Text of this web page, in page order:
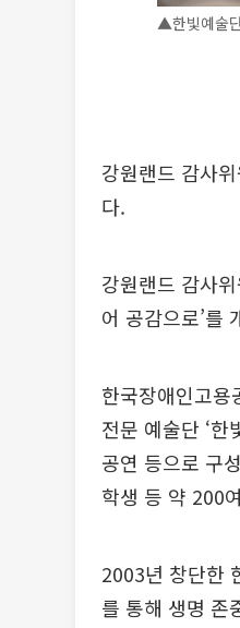
▲한빛예술
강원랜드 감사
다.
강원랜드 감사
어 공감으로’를
한국장애인고
전문 예술단 ‘
공연 등으로 구
학생 등 약 200
2003년 창단한
를 통해 생명 존